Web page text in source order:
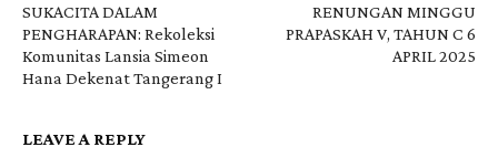
SUKACITA DALAM
PENGHARAPAN: Rekoleksi
Komunitas Lansia Simeon
Hana Dekenat Tangerang I
RENUNGAN MINGGU
PRAPASKAH V, TAHUN C 6
APRIL 2025
LEAVE A REPLY